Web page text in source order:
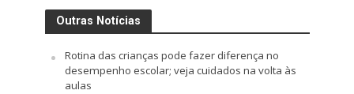
Outras Notícias
Rotina das crianças pode fazer diferença no
desempenho escolar; veja cuidados na volta às
aulas